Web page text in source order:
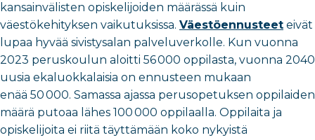
kansainvälisten opiskelijoiden määrässä kuin
väestökehityksen vaikutuksissa. Väestöennusteet eivät
lupaa hyvää sivistysalan palveluverkolle. Kun vuonna
2023 peruskoulun aloitti 56000 oppilasta, vuonna 2040
uusia ekaluokkalaisia on ennusteen mukaan
enää 50000. Samassa ajassa perusopetuksen oppilaiden
määrä putoaa lähes 100000 oppilaalla. Oppilaita ja
opiskelijoita ei riitä täyttämään koko nykyistä